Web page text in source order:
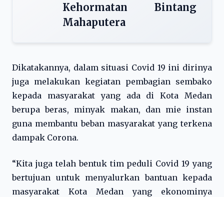
Kehormatan Bintang
Mahaputera
Dikatakannya, dalam situasi Covid 19 ini dirinya
juga melakukan kegiatan pembagian sembako
kepada masyarakat yang ada di Kota Medan
berupa beras, minyak makan, dan mie instan
guna membantu beban masyarakat yang terkena
dampak Corona.
“Kita juga telah bentuk tim peduli Covid 19 yang
bertujuan untuk menyalurkan bantuan kepada
masyarakat Kota Medan yang ekonominya